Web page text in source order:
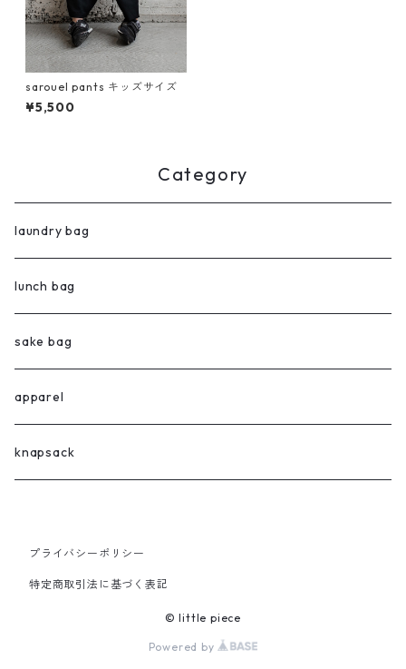
sarouel pants キッズサイズ
¥5,500
Category
laundry bag
lunch bag
sake bag
apparel
knapsack
プライバシーポリシー
特定商取引法に基づく表記
© little piece
Powered by